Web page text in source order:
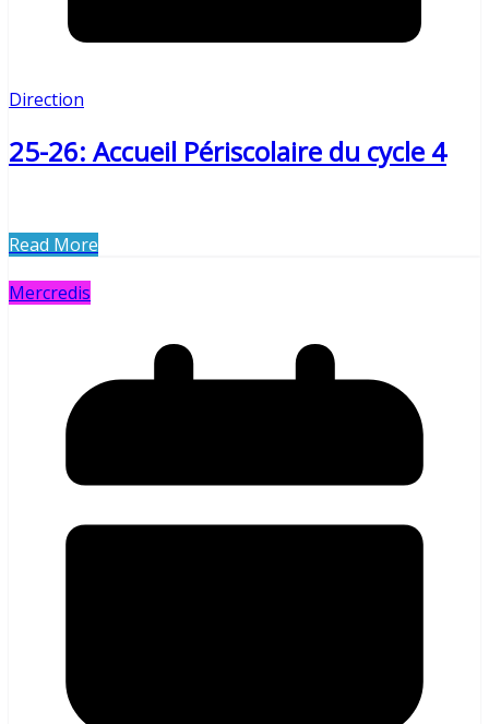
Direction
25-26: Accueil Périscolaire du cycle 4
Read More
Mercredis